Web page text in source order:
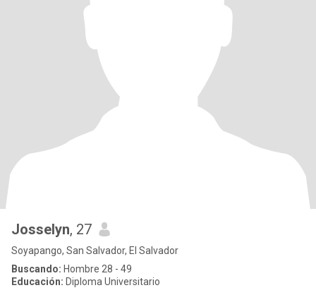
Josselyn, 27
Soyapango, San Salvador, El Salvador
Buscando: Hombre 28 - 49
Educación: Diploma Universitario